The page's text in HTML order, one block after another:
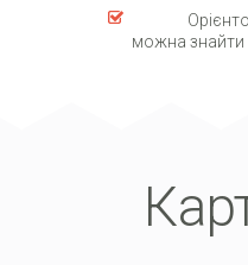
можна знайти